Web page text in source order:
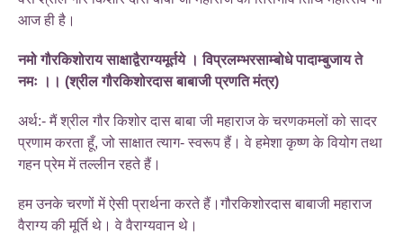
आज ही है।
नमो गौरकिशोराय साक्षाद्वैराग्यमूर्तये । विप्रलम्भरसाम्बोधे पादाम्बुजाय ते
नमः ।। (श्रील गौरकिशोरदास बाबाजी प्रणति मंत्र)
अर्थ:- मैं श्रील गौर किशोर दास बाबा जी महाराज के चरणकमलों को सादर
प्रणाम करता हूँ, जो साक्षात त्याग- स्वरूप हैं। वे हमेशा कृष्ण के वियोग तथा
गहन प्रेम में तल्लीन रहते हैं।
हम उनके चरणों में ऐसी प्रार्थना करते हैं।गौरकिशोरदास बाबाजी महाराज
वैराग्य की मूर्ति थे। वे वैराग्यवान थे।